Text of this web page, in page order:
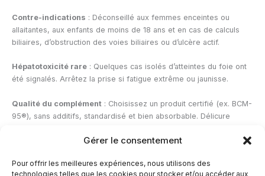
Gérer le consentement
Pour offrir les meilleures expériences, nous utilisons des
technologies telles que les cookies pour stocker et/ou accéder aux
Contre-indications : Déconseillé aux femmes enceintes ou
allaitantes, aux enfants de moins de 18 ans et en cas de calculs
biliaires, d’obstruction des voies biliaires ou d’ulcère actif.
Hépatotoxicité rare : Quelques cas isolés d’atteintes du foie ont
été signalés. Arrêtez la prise si fatigue extrême ou jaunisse.
Qualité du complément : Choisissez un produit certifié (ex. BCM-
95®), sans additifs, standardisé et bien absorbable. Délicure
Bien dosé et contrôlé, le curcuma reste un allié sûr de la